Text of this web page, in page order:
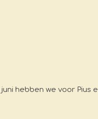
hebben we voor Pius